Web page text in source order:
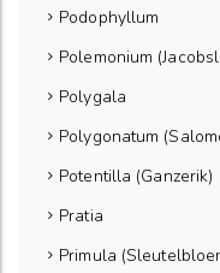
Podophyllum
Polemonium
Polygala
Polygonatum
Potentilla (Ganzerik)
Pratia
Primula